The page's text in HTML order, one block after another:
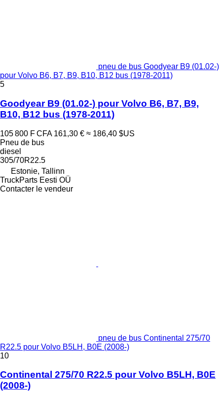
pneu de bus Goodyear B9 (01.02-)
pour Volvo B6, B7, B9, B10, B12 bus (1978-2011)
5
Goodyear B9 (01.02-) pour Volvo B6, B7, B9,
B10, B12 bus (1978-2011)
105 800 F CFA 161,30 € ≈ 186,40 $US
Pneu de bus
diesel
305/70R22.5
Estonie, Tallinn
TruckParts Eesti OÜ
Contacter le vendeur
pneu de bus Continental 275/70
R22.5 pour Volvo B5LH, B0E (2008-)
10
Continental 275/70 R22.5 pour Volvo B5LH, B0E
(2008-)